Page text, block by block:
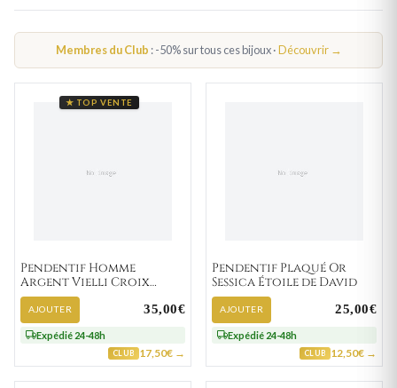
Membres du Club : -50% sur tous ces bijoux ·Découvrir →
★ TOP VENTE
Pendentif Homme
Argent Vielli Croix
Chrétienne
AJOUTER 35,00€
Expédié 24-48h
CLUB 17,50€ →
Pendentif Plaqué Or
Sessica Étoile de David
AJOUTER 25,00€
Expédié 24-48h
CLUB 12,50€ →